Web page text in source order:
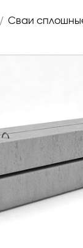
/ Сваи